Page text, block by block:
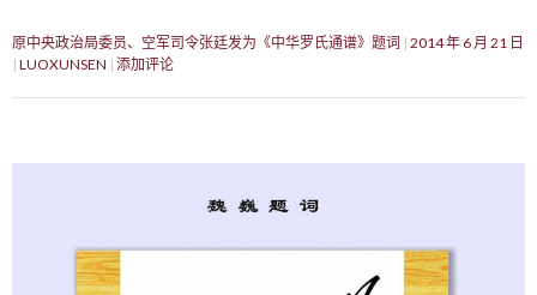
原中央政治局委员、空军司令张廷发为《中华罗氏通谱》题词 2014 年 6 月 21 日
LUOXUNSEN 添加评论